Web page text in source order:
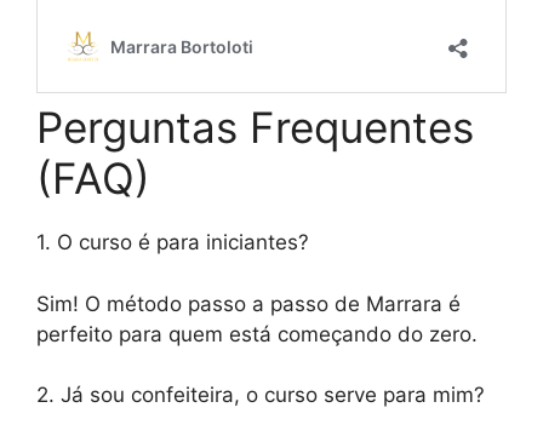
Perguntas Frequentes
(FAQ)
1. O curso é para iniciantes?
Sim! O método passo a passo de Marrara é
perfeito para quem está começando do zero.
2. Já sou confeiteira, o curso serve para mim?